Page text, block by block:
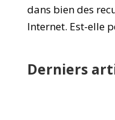
dans bien des
Internet. Est-elle
Derniers